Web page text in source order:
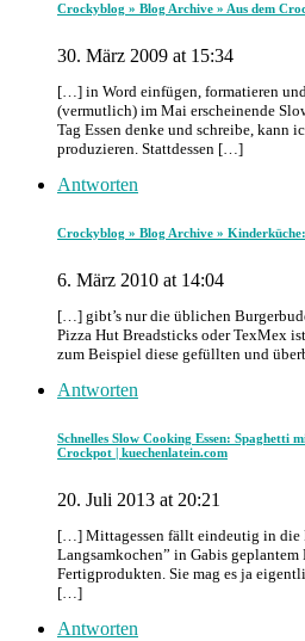
Crockyblog » Blog Archive » Aus dem
30. März 2009 at 15:34
[…] in Word einfügen, formatieren
(vermutlich) im Mai erscheinende
Tag Essen denke und schreibe, kann
produzieren. Stattdessen […]
Antworten
Crockyblog » Blog Archive »
6. März 2010 at 14:04
[…] gibt’s nur die üblichen
Pizza Hut Breadsticks oder TexMex
zum Beispiel diese gefüllten und
Antworten
Schnelles Slow Cooking Essen: Spaghetti
Crockpot | kuechenlatein.com
20. Juli 2013 at 20:21
[…] Mittagessen fällt eindeutig in die
Langsamkochen” in Gabis
Fertigprodukten. Sie mag es ja
[…]
Antworten